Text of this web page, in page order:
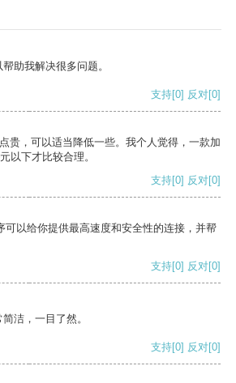
助我解决很多问题。
支持[0] 反对[0]
贵，可以适当降低一些。我个人觉得，一款加
以下才比较合理。
支持[0] 反对[0]
可以给你提供最高速度和安全性的连接，并帮
支持[0] 反对[0]
洁，一目了然。
支持[0] 反对[0]